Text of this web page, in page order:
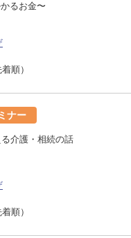
るお金〜
順）
ナー
介護・相続の話
順）